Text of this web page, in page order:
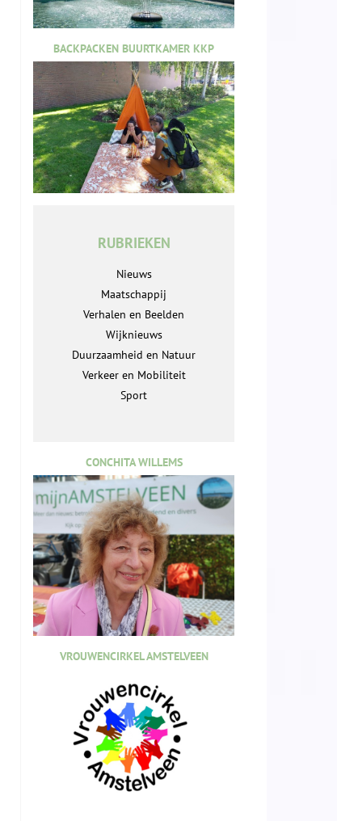
BACKPACKEN BUURTKAMER KKP
RUBRIEKEN
Nieuws
Maatschappij
Verhalen en Beelden
Wijknieuws
Duurzaamheid en Natuur
Verkeer en Mobiliteit
Sport
CONCHITA WILLEMS
VROUWENCIRKEL AMSTELVEEN